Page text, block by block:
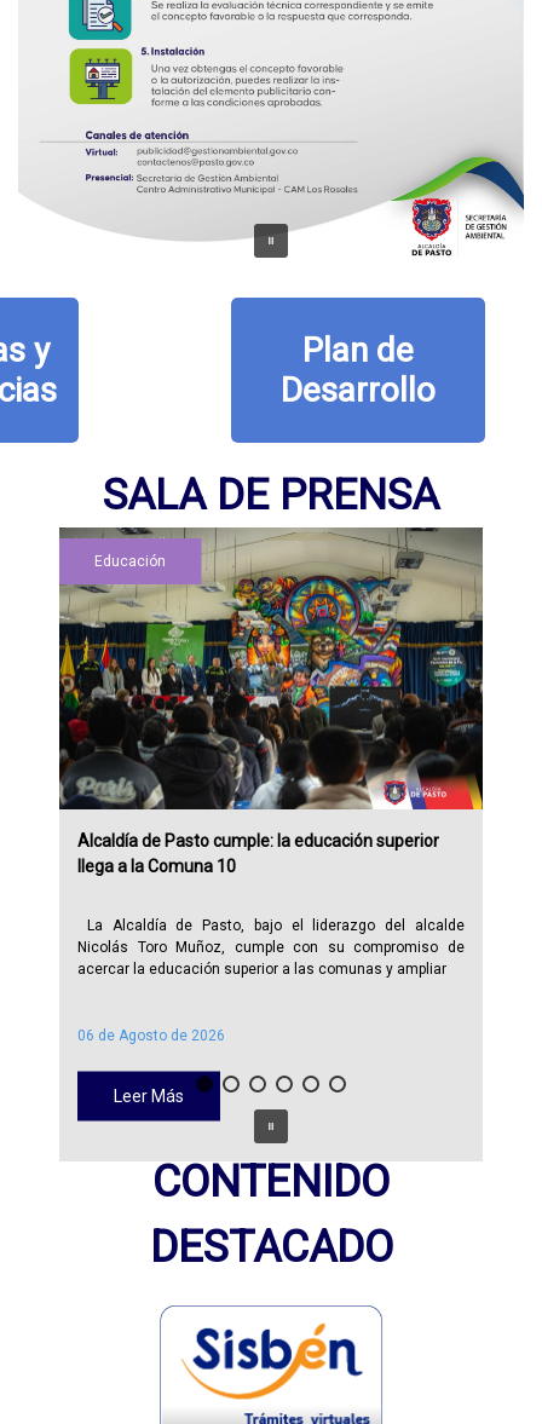
Plan de
Desarrollo
SALA DE PRENSA
06 de Agosto de 2026
Leer Más
Educación
Alcaldía de Pasto cumple: la educación superior
llega a la Comuna 10
La Alcaldía de Pasto, bajo el liderazgo del alcalde
Nicolás Toro Muñoz, cumple con su compromiso de
acercar la educación superior a las comunas y ampliar
CONTENIDO
DESTACADO